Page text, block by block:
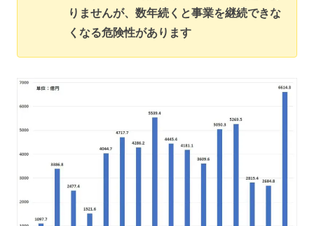
りませんが、数年続くと事業を継続できな
くなる危険性があります